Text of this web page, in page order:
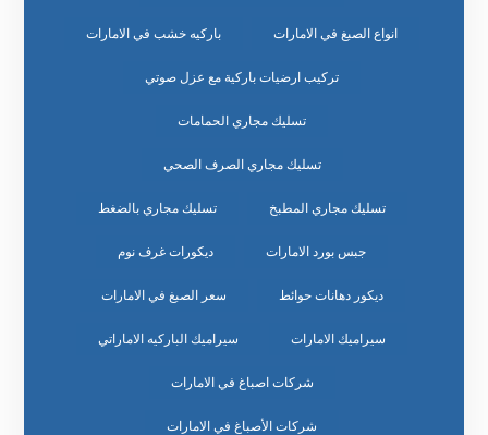
انواع الصبغ في الامارات باركيه خشب في الامارات
تركيب ارضيات باركية مع عزل صوتي
تسليك مجاري الحمامات
تسليك مجاري الصرف الصحي
تسليك مجاري المطبخ تسليك مجاري بالضغط
جبس بورد الامارات ديكورات غرف نوم
ديكور دهانات حوائط سعر الصبغ في الامارات
سيراميك الامارات سيراميك الباركيه الاماراتي
شركات اصباغ في الامارات
شركات الأصباغ في الامارات